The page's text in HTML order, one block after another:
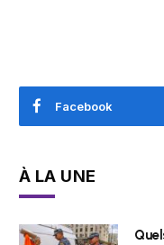
Facebook
À LA UNE